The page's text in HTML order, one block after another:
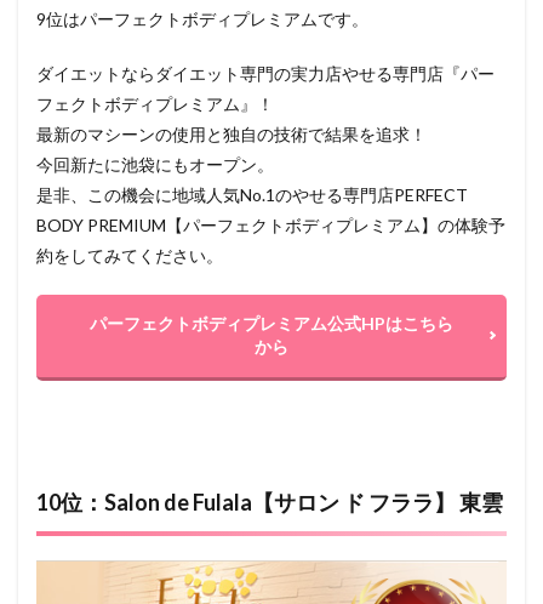
9位はパーフェクトボディプレミアムです。
ダイエットならダイエット専門の実力店やせる専門店『パー
フェクトボディプレミアム』！
最新のマシーンの使用と独自の技術で結果を追求！
今回新たに池袋にもオープン。
是非、この機会に地域人気No.1のやせる専門店PERFECT
BODY PREMIUM【パーフェクトボディプレミアム】の体験予
約をしてみてください。
パーフェクトボディプレミアム公式HPはこちら
から
10位：Salon de Fulala【サロン ド フララ】 東雲